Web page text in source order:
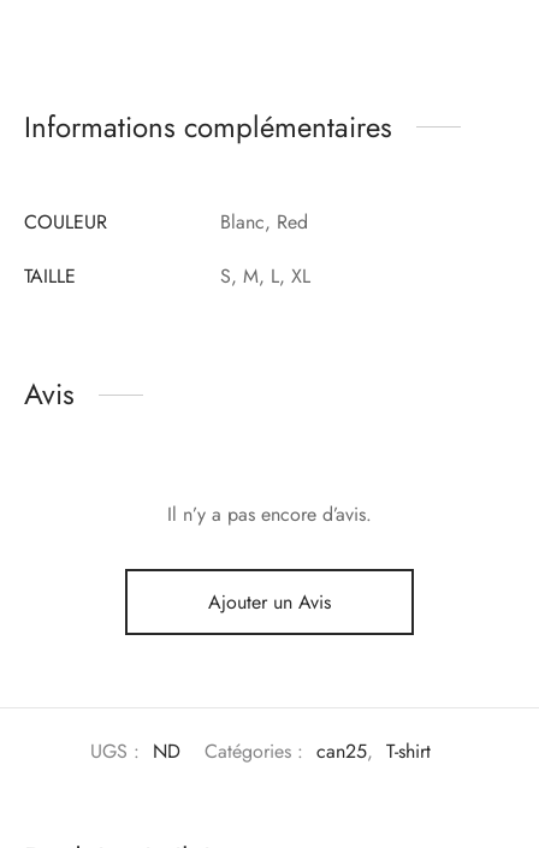
Informations complémentaires
COULEUR
Blanc, Red
TAILLE
S, M, L, XL
Avis
Il n’y a pas encore d’avis.
Ajouter un Avis
UGS : ND Catégories : can25, T-shirt